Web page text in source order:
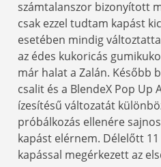
számtalanszor bizonyított
csak ezzel tudtam kapást
esetében mindig
az édes kukoricás
már halat a Zalán. Később
csalit és a BlendeX Pop Up
ízesítésű változatát
próbálkozás ellenére
kapást elérnem. Délelőtt
kapással megérkezett az